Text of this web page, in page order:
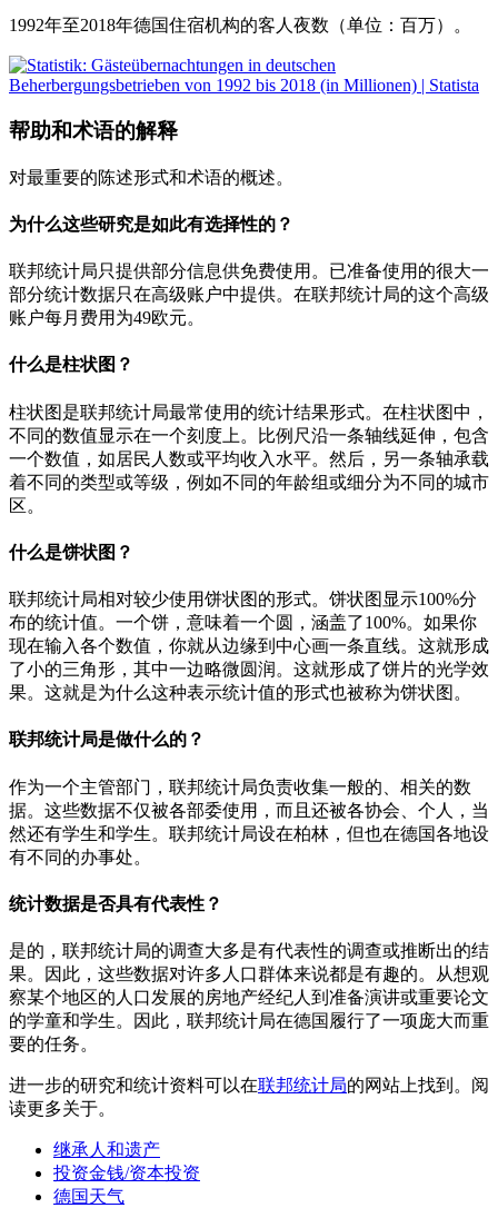
1992年至2018年德国住宿机构的客人夜数（单位：百万）。
帮助和术语的解释
对最重要的陈述形式和术语的概述。
为什么这些研究是如此有选择性的？
联邦统计局只提供部分信息供免费使用。已准备使用的很大一
部分统计数据只在高级账户中提供。在联邦统计局的这个高级
账户每月费用为49欧元。
什么是柱状图？
柱状图是联邦统计局最常使用的统计结果形式。在柱状图中，
不同的数值显示在一个刻度上。比例尺沿一条轴线延伸，包含
一个数值，如居民人数或平均收入水平。然后，另一条轴承载
着不同的类型或等级，例如不同的年龄组或细分为不同的城市
区。
什么是饼状图？
联邦统计局相对较少使用饼状图的形式。饼状图显示100%分
布的统计值。一个饼，意味着一个圆，涵盖了100%。如果你
现在输入各个数值，你就从边缘到中心画一条直线。这就形成
了小的三角形，其中一边略微圆润。这就形成了饼片的光学效
果。这就是为什么这种表示统计值的形式也被称为饼状图。
联邦统计局是做什么的？
作为一个主管部门，联邦统计局负责收集一般的、相关的数
据。这些数据不仅被各部委使用，而且还被各协会、个人，当
然还有学生和学生。联邦统计局设在柏林，但也在德国各地设
有不同的办事处。
统计数据是否具有代表性？
是的，联邦统计局的调查大多是有代表性的调查或推断出的结
果。因此，这些数据对许多人口群体来说都是有趣的。从想观
察某个地区的人口发展的房地产经纪人到准备演讲或重要论文
的学童和学生。因此，联邦统计局在德国履行了一项庞大而重
要的任务。
进一步的研究和统计资料可以在联邦统计局的网站上找到。阅
读更多关于。
继承人和遗产
投资金钱/资本投资
德国天气